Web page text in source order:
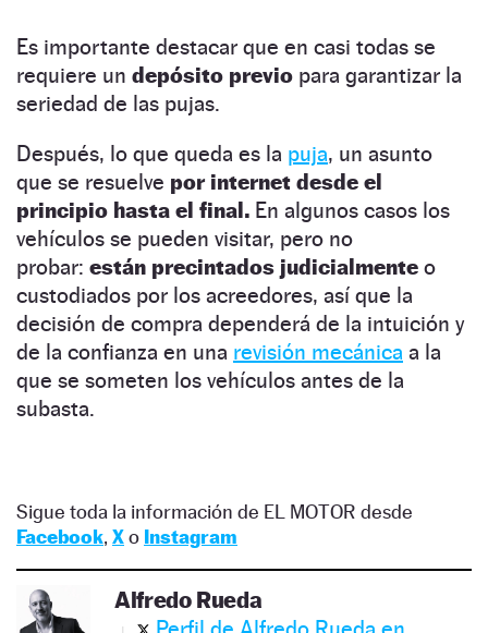
Es importante destacar que en casi todas se
requiere un depósito previo para garantizar la
seriedad de las pujas.
Después, lo que queda es la puja, un asunto
que se resuelve por internet desde el
principio hasta el final. En algunos casos los
vehículos se pueden visitar, pero no
probar: están precintados judicialmente o
custodiados por los acreedores, así que la
decisión de compra dependerá de la intuición y
de la confianza en una revisión mecánica a la
que se someten los vehículos antes de la
subasta.
Sigue toda la información de EL MOTOR desde
Facebook, Xo Instagram
Alfredo Rueda